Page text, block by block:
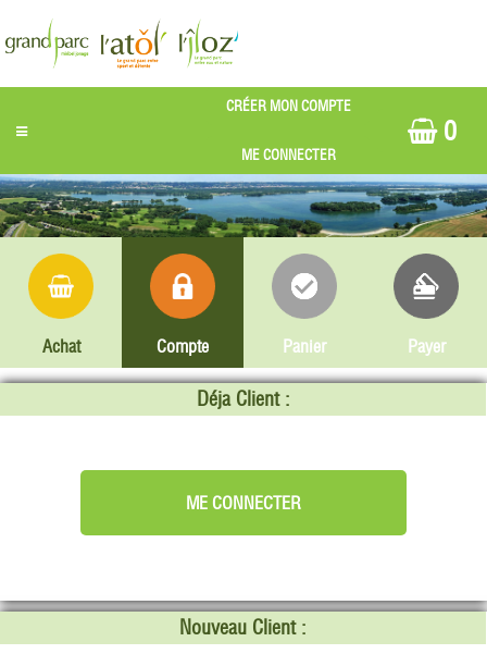
0
Achat Compte Panier Payer
Déja Client :
Nouveau Client :